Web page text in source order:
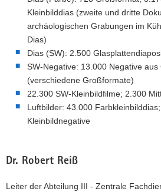
Kleinbilddias (zweite und dritte
archäologischen Grabungen im
Dias)
Dias (SW): 2.500
SW-Negative: 13.000 Negative
(verschiedene Großformate)
22.300 SW-Kleinbildfilme; 2.300
Luftbilder: 43.000
Kleinbildnegative
Dr. Robert Reiß
Leiter der Abteilung III - Zentrale